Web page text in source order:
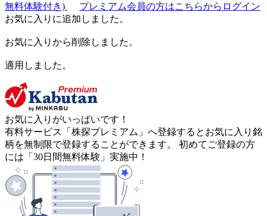
無料体験付き)
プレミアム会員の方はこちらからログイン
お気に入りに追加しました。
お気に入りから削除しました。
適用しました。
お気に入りがいっぱいです！
有料サービス「株探プレミアム」へ登録するとお気に入り銘
柄を無制限で登録することができます。 初めてご登録の方
には「30日間無料体験」実施中！